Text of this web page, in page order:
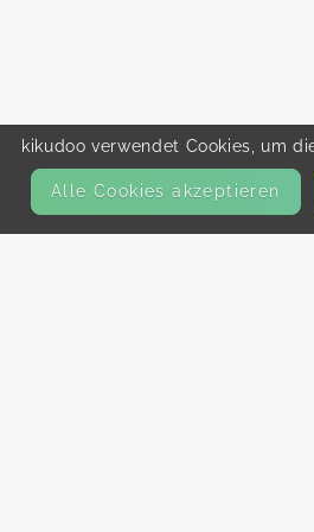
kikudoo verwendet Cookies, um
Alle Cookies akzeptieren